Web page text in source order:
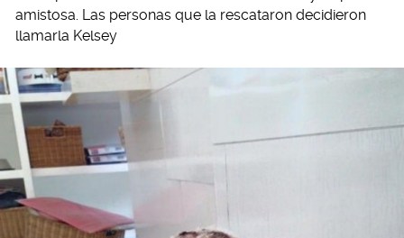
amistosa. Las personas que la rescataron decidieron
llamarla Kelsey